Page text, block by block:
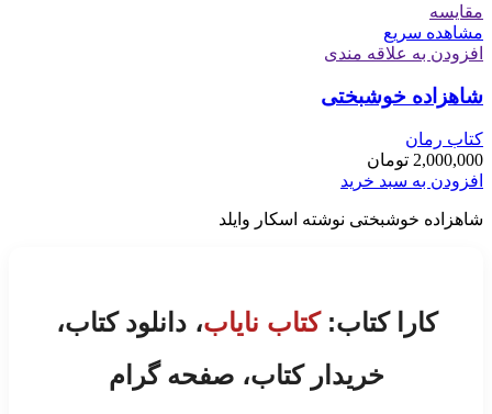
مقایسه
مشاهده سریع
افزودن به علاقه مندی
شاهزاده خوشبختی
کتاب رمان
2,000,000 تومان
افزودن به سبد خرید
شاهزاده خوشبختی نوشته اسکار وایلد
کارا کتاب:کتاب نایاب، دانلود کتاب،
خریدار کتاب، صفحه گرام